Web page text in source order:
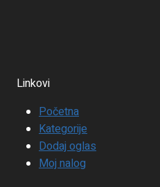
Linkovi
Početna
Kategorije
Dodaj oglas
Moj nalog